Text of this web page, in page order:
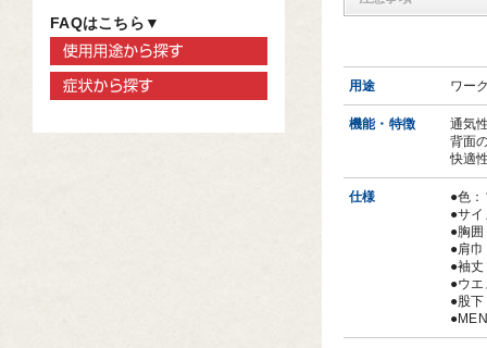
用途 ワー
機能・特徴
通気
背面
快適
仕様
●色
●サ
●胸
●肩
●袖
●ウ
●股
FAQはこちら▼